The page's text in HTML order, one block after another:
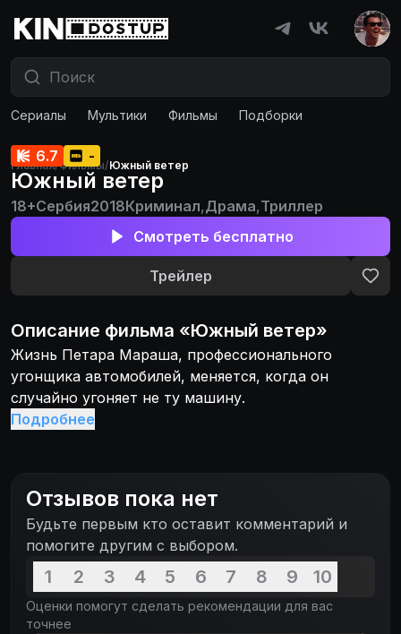
Сериалы Мультики Фильмы Подборки
Главная/Фильмы/Южный ветер
6.7 -
Южный ветер
18+Сербия2018Криминал,Драма,Триллер
Смотреть бесплатно
Трейлер
Описание фильма «Южный ветер»
Жизнь Петара Мараша, профессионального
угонщика автомобилей, меняется, когда он
случайно угоняет не ту машину.
Подробнее
Отзывов пока нет
Будьте первым кто оставит комментарий и
помогите другим с выбором.
1 2 3 4 5 6 7 8 9 10
Оценки помогут сделать рекомендации для вас
точнее